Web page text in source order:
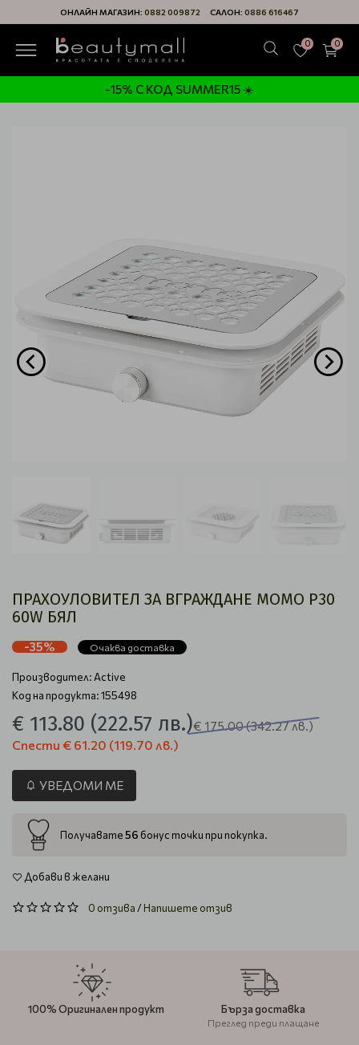
ОНЛАЙН МАГАЗИН: 0882 009872 САЛОН: 0886 616467
0 0
-15% С КОД SUMMER15 ☀️
ПРАХОУЛОВИТЕЛ ЗА ВГРАЖДАНЕ MOMO P30
60W БЯЛ
-35% Очаква доставка
Производител: Active
Код на продукта: 155498
€ 113.80 (222.57 лв.)€ 175.00(342.27 лв.)
Спести € 61.20 (119.70 лв.)
УВЕДОМИ МЕ
Получавате56 бонус точки при покупка.
Добави в желани
0 отзива/Напишете отзив
100% Оригинален продукт Бърза доставка
Преглед преди плащане